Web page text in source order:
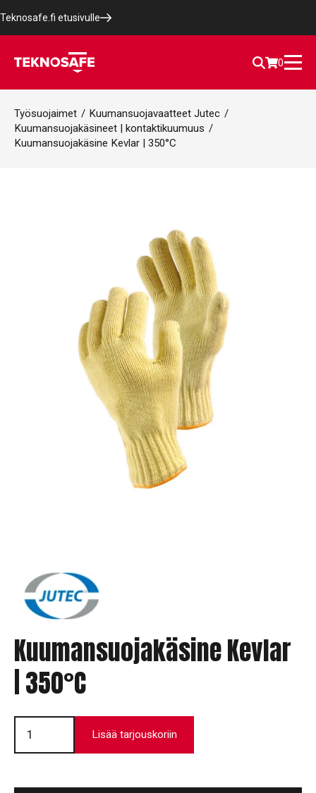
Teknosafe.fi etusivulle
0
Työsuojaimet / Kuumansuojavaatteet Jutec /
Kuumansuojakäsineet | kontaktikuumuus /
Kuumansuojakäsine Kevlar | 350°C
Kuumansuojakäsine Kevlar
| 350°C
Kuumansuojakäsine
Kevlar
350°C
Lisää tarjouskoriin